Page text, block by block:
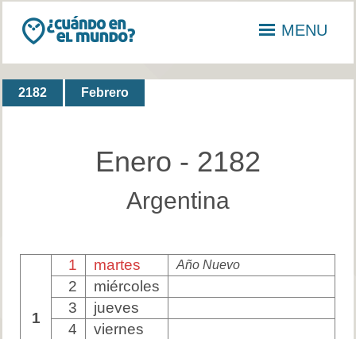
MENU
2182 Febrero
Enero - 2182
Argentina
1
1 martes Año Nuevo
2
miércoles
3
jueves
4
viernes